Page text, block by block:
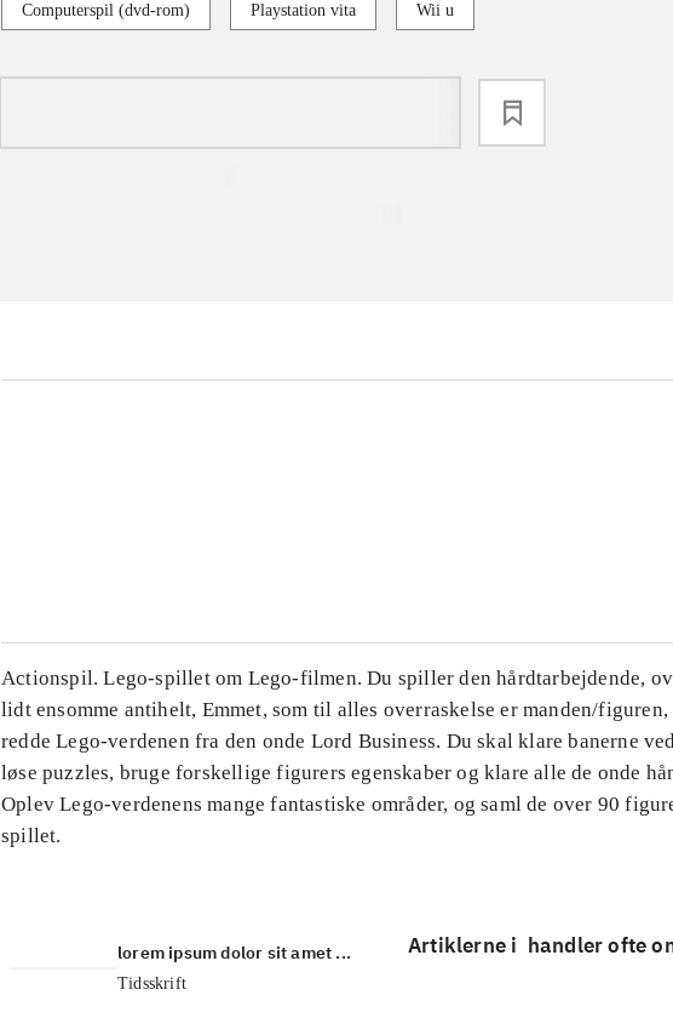
Computerspil (dvd-rom) Playstation vita Wii u
Actionspil. Lego-spillet om Lego-filmen. Du spiller den hårdtarbejdende,
lidt ensomme antihelt, Emmet, som til alles overraskelse er manden/figuren,
redde Lego-verdenen fra den onde Lord Business. Du skal klare banerne
løse puzzles, bruge forskellige figurers egenskaber og klare alle de onde
Oplev Lego-verdenens mange fantastiske områder, og saml de over 90
spillet.
lorem ipsum dolor sit amet ...
Tidsskrift
Artiklerne i handler ofte